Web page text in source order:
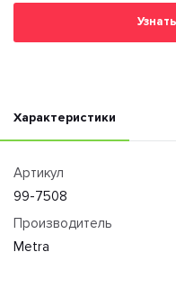
Характеристики
Артикул
99-7508
Производитель
Metra